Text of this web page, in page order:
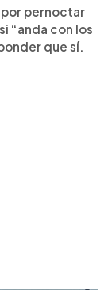
pernoctar
“anda con los
que sí.